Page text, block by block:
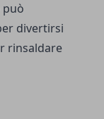
divertirsi
rinsaldare